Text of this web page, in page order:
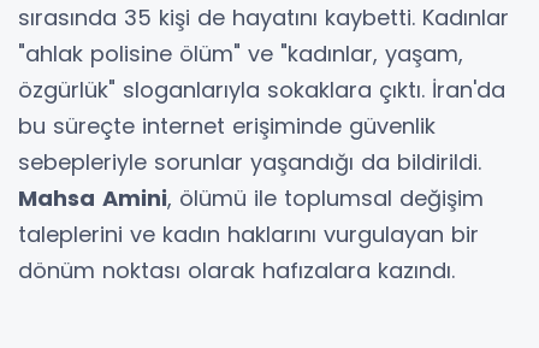
sırasında 35 kişi de hayatını kaybetti. Kadınlar
"ahlak polisine ölüm" ve "kadınlar, yaşam,
özgürlük" sloganlarıyla sokaklara çıktı. İran'da
bu süreçte internet erişiminde güvenlik
sebepleriyle sorunlar yaşandığı da bildirildi.
Mahsa Amini, ölümü ile toplumsal değişim
taleplerini ve kadın haklarını vurgulayan bir
dönüm noktası olarak hafızalara kazındı.